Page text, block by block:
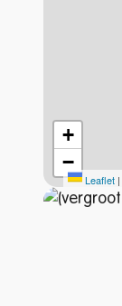
+
−
Leaflet |